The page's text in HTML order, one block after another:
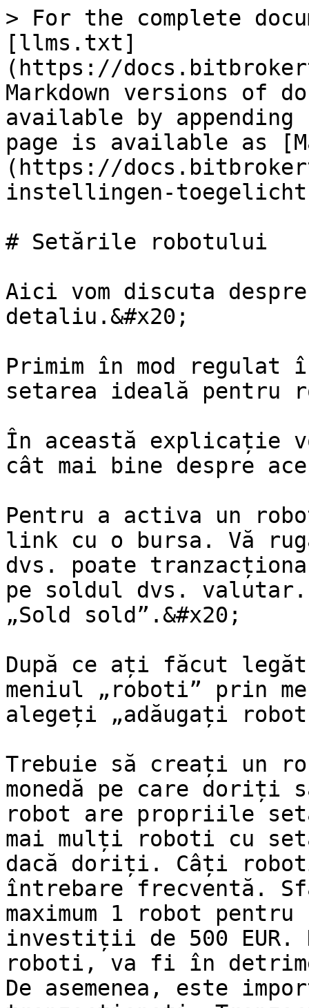
> For the complete
[llms.txt]
(https://
Markdown versions of
available by
page is available as
(https://
instellingen-
# Setările robotului
Aici vom discuta
detaliu.&#x20;
Primim în mod regulat
setarea ideală pentru
În această explicație
cât mai bine despre
Pentru a activa un
link cu o bursa. Vă
dvs. poate
pe soldul dvs. valutar.
„Sold sold”.&#x20;
După ce ați făcut
meniul „roboti” prin
alegeți „adăugați
Trebuie să creați un
monedă pe care doriți
robot are propriile
mai mulți roboti cu
dacă doriți. Câți
întrebare frecventă.
maximum 1 robot
investiții de 500
roboti, va fi în
De asemenea, este